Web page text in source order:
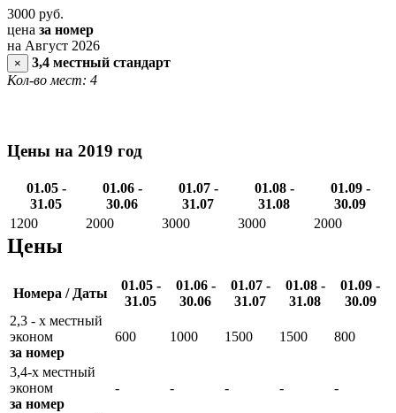
3000 руб.
цена за номер
на Август 2026
×
3,4 местный стандарт
Кол-во мест: 4
Цены на 2019 год
01.05 -
31.05
01.06 -
30.06
01.07 -
31.07
01.08 -
31.08
01.09 -
30.09
1200
2000 3000 3000 2000
Цены
Номера / Даты
01.05 -
31.05
01.06 -
30.06
01.07 -
31.07
01.08 -
31.08
01.09 -
30.09
2,3 - х местный
эконом
за номер
600 1000 1500 1500 800
3,4-х местный
эконом
за номер
- - - - -